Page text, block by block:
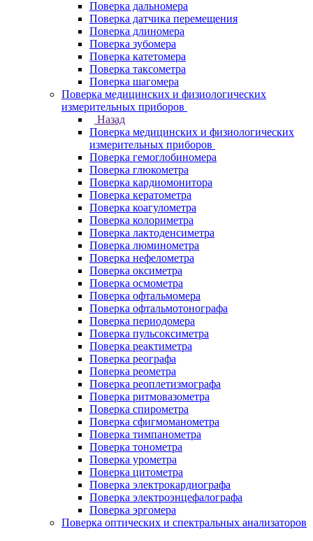
Поверка дальномера
Поверка датчика перемещения
Поверка длиномера
Поверка зубомера
Поверка катетомера
Поверка таксометра
Поверка шагомера
Поверка медицинских и физиологических
измерительных приборов
Назад
Поверка медицинских и физиологических
измерительных приборов
Поверка гемоглобиномера
Поверка глюкометра
Поверка кардиомонитора
Поверка кератометра
Поверка коагулометра
Поверка колориметра
Поверка лактоденсиметра
Поверка люминометра
Поверка нефелометра
Поверка оксиметра
Поверка осмометра
Поверка офтальмомера
Поверка офтальмотонографа
Поверка периодомера
Поверка пульсоксиметра
Поверка реактиметра
Поверка реографа
Поверка реометра
Поверка реоплетизмографа
Поверка ритмовазометра
Поверка спирометра
Поверка сфигмоманометра
Поверка тимпанометра
Поверка тонометра
Поверка урометра
Поверка цитометра
Поверка электрокардиографа
Поверка электроэнцефалографа
Поверка эргомера
Поверка оптических и спектральных анализаторов